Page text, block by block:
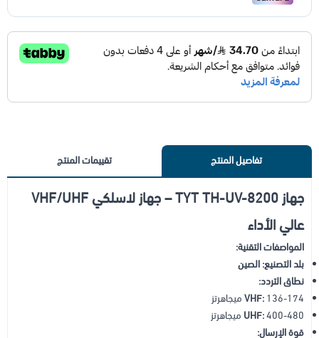
تفاصيل المنتج تقييمات المنتج
جهاز TYT TH-UV-8200 – جهاز لاسلكي VHF/UHF
عالي الأداء
المواصفات التقنية:
بلد التصنيع: الصين
نطاق التردد:
VHF:136-174 ميجاهرتز
UHF:400-480 ميجاهرتز
قوة الإرسال: